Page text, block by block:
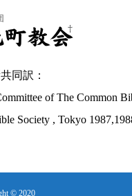
同訳：
of The Common
Society , Tokyo
© 2020